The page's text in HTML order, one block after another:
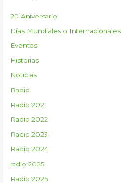
p
o
r
:
20 Aniversario
Días Mundiales o Internacionales
Eventos
Historias
Noticias
Radio
Radio 2021
Radio 2022
Radio 2023
Radio 2024
radio 2025
Radio 2026